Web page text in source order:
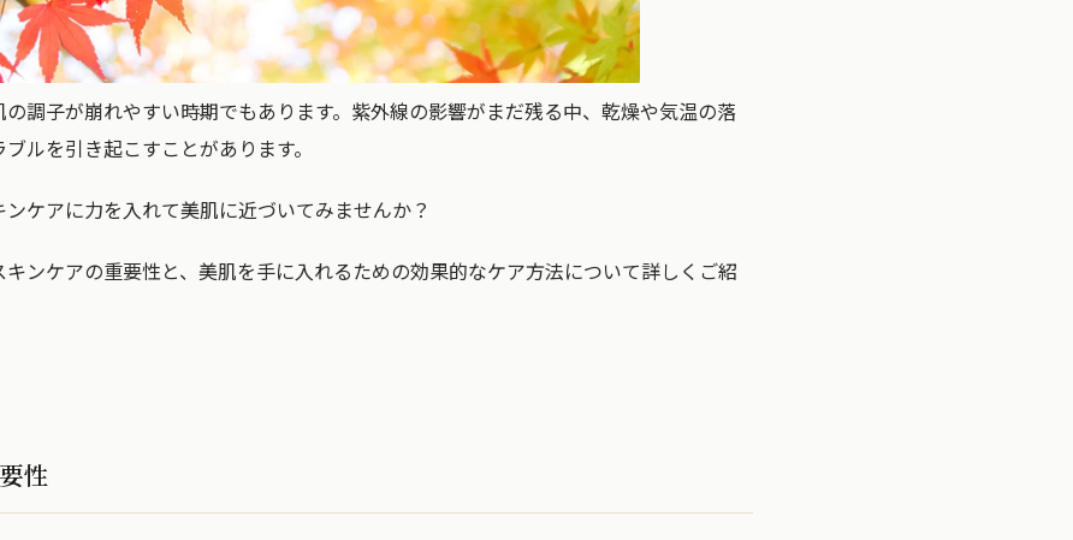
調子が崩れやすい時期でもあります。紫外線の影響がまだ残る中、乾燥や気温の落
ルを引き起こすことがあります。
ケアに力を入れて美肌に近づいてみませんか？
ンケアの重要性と、美肌を手に入れるための効果的なケア方法について詳しくご紹
性